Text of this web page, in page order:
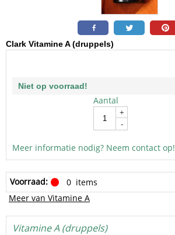
Clark Vitamine A (druppels)
Niet op voorraad!
Aantal
+
-
Meer informatie nodig? Neem contact op!
Voorraad: 0 items
Meer van Vitamine A
Vitamine A (druppels)